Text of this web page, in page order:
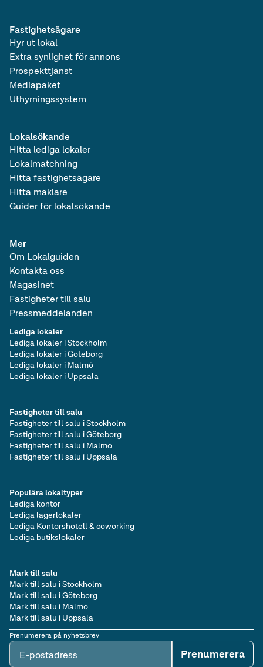
Lokalsökande
Hitta lediga lokaler
Lokalmatchning
Hitta fastighetsägare
Hitta mäklare
Guider för lokalsökande
Fastighetsägare
Hyr ut lokal
Extra synlighet för annons
Prospekttjänst
Mediapaket
Uthyrningssystem
Mer
Om Lokalguiden
Kontakta oss
Magasinet
Fastigheter till salu
Pressmeddelanden
Lediga lokaler
Lediga lokaler i Stockholm
Lediga lokaler i Göteborg
Lediga lokaler i Malmö
Lediga lokaler i Uppsala
Populära lokaltyper
Lediga kontor
Lediga lagerlokaler
Lediga Kontorshotell & coworking
Lediga butikslokaler
Fastigheter till salu
Fastigheter till salu i Stockholm
Fastigheter till salu i Göteborg
Fastigheter till salu i Malmö
Fastigheter till salu i Uppsala
Mark till salu
Mark till salu i Stockholm
Mark till salu i Göteborg
Mark till salu i Malmö
Mark till salu i Uppsala
Prenumerera på nyhetsbrev
E-postadress Prenumerera